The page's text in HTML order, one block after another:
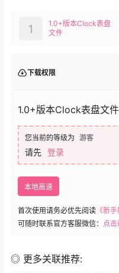
1.0+版本Clock表盘
文件
1
下载权限
1.0+版本Clock表盘文件
您当前的等级为 游客
请先 登录
本地高速
首次使用请务必优先阅读 《新手
可随时联系官方客服微信： 点击
◎ 更多关联推荐: